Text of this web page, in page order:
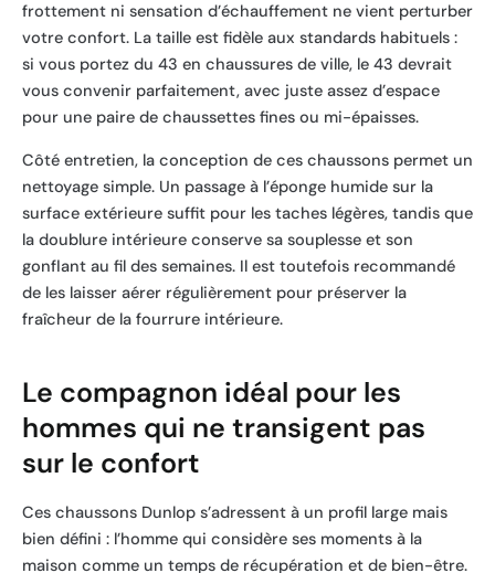
frottement ni sensation d’échauffement ne vient perturber
votre confort. La taille est fidèle aux standards habituels :
si vous portez du 43 en chaussures de ville, le 43 devrait
vous convenir parfaitement, avec juste assez d’espace
pour une paire de chaussettes fines ou mi-épaisses.
Côté entretien, la conception de ces chaussons permet un
nettoyage simple. Un passage à l’éponge humide sur la
surface extérieure suffit pour les taches légères, tandis que
la doublure intérieure conserve sa souplesse et son
gonflant au fil des semaines. Il est toutefois recommandé
de les laisser aérer régulièrement pour préserver la
fraîcheur de la fourrure intérieure.
Le compagnon idéal pour les
hommes qui ne transigent pas
sur le confort
Ces chaussons Dunlop s’adressent à un profil large mais
bien défini : l’homme qui considère ses moments à la
maison comme un temps de récupération et de bien-être.